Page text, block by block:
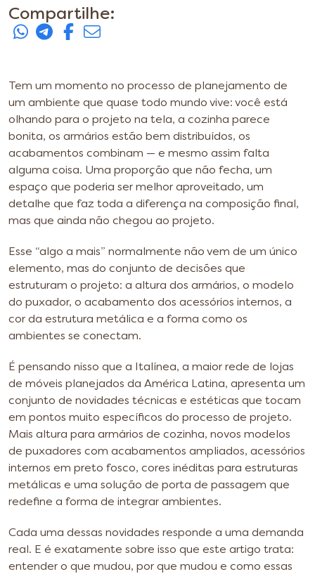
Compartilhe:
Tem um momento no processo de planejamento de
um ambiente que quase todo mundo vive: você está
olhando para o projeto na tela, a cozinha parece
bonita, os armários estão bem distribuídos, os
acabamentos combinam — e mesmo assim falta
alguma coisa. Uma proporção que não fecha, um
espaço que poderia ser melhor aproveitado, um
detalhe que faz toda a diferença na composição final,
mas que ainda não chegou ao projeto.
Esse “algo a mais” normalmente não vem de um único
elemento, mas do conjunto de decisões que
estruturam o projeto: a altura dos armários, o modelo
do puxador, o acabamento dos acessórios internos, a
cor da estrutura metálica e a forma como os
ambientes se conectam.
É pensando nisso que a Italínea, a maior rede de lojas
de móveis planejados da América Latina, apresenta um
conjunto de novidades técnicas e estéticas que tocam
em pontos muito específicos do processo de projeto.
Mais altura para armários de cozinha, novos modelos
de puxadores com acabamentos ampliados, acessórios
internos em preto fosco, cores inéditas para estruturas
metálicas e uma solução de porta de passagem que
redefine a forma de integrar ambientes.
Cada uma dessas novidades responde a uma demanda
real. E é exatamente sobre isso que este artigo trata:
entender o que mudou, por que mudou e como essas